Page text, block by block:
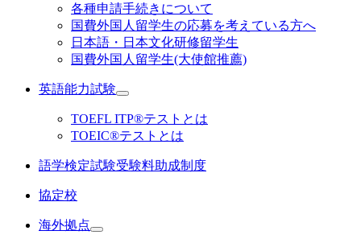
各種申請手続きについて
国費外国人留学生の応募を考えている方へ
日本語・日本文化研修留学生
国費外国人留学生(大使館推薦)
英語能力試験
TOEFL ITP®テストとは
TOEIC®テストとは
語学検定試験受験料助成制度
協定校
海外拠点